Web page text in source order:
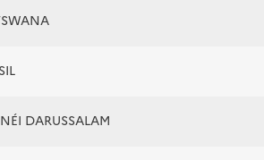
DARUSSALAM